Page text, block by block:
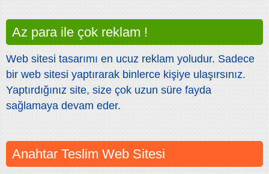
Az para ile çok reklam !
Web sitesi tasarımı en ucuz reklam yoludur. Sadece
bir web sitesi yaptırarak binlerce kişiye ulaşırsınız.
Yaptırdığınız site, size çok uzun süre fayda
sağlamaya devam eder.
Anahtar Teslim Web Sitesi